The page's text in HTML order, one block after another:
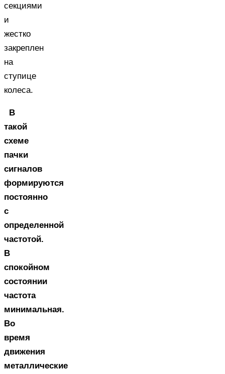
секциями
и
жестко
закреплен
на
ступице
колеса.
В
такой
схеме
пачки
сигналов
формируются
постоянно
с
определенной
частотой.
В
спокойном
состоянии
частота
минимальная.
Во
время
движения
металлические